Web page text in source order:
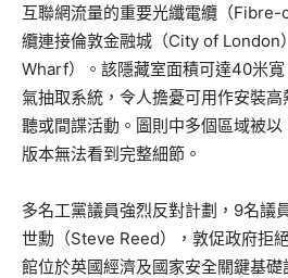
互聯網流量的重要光纖電纜（
纜連接倫敦金融城（City of London
Wharf）。該隱藏室面積可達40米
氣抽取系統，令人擔憂可用作安裝
聽或間諜活動。圖則中多個區域被
版本無法看到完整細節。
多名工黨議員強烈反對計劃，9名議
世勳（Steve Reed），敦促政府拒
館位於英國經濟及國家安全關鍵基